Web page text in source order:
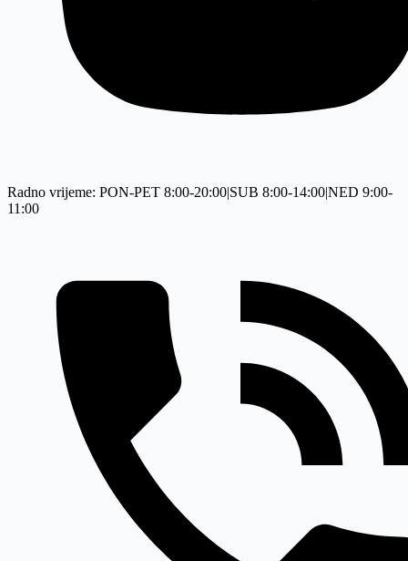
Radno vrijeme: PON-PET 8:00-20:00|SUB 8:00-14:00|NED 9:00-
11:00